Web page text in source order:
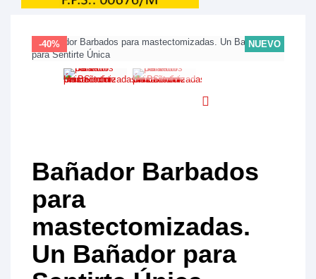
NUEVO
-40%
Bañador Barbados
para
mastectomizadas.
Un Bañador para